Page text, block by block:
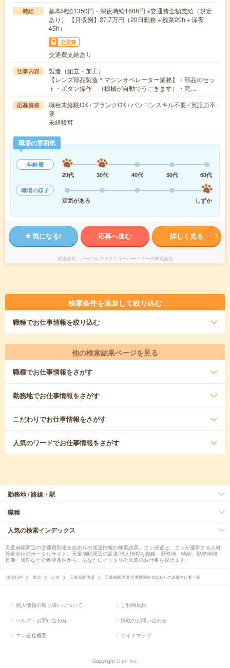
時給
基本時給1350円・深夜時給1688円 ※交通費全額支給（規定
あり） 【月収例】27.7万円（20日勤務＋残業20h＋深夜
45h）
交通費
交通費支給あり
仕事内容
製造（組立・加工）
【レンズ部品製造＊マシンオペレーター業務】・部品のセッ
ト・ボタン操作 （機械が自動でうごきます）・完…
応募資格
職種未経験OK / ブランクOK / パソコンスキル不要 / 英語力不
要
未経験可
職場の雰囲気
年齢層
20代
30代 40代 50代
60代
職場の様子
活気がある
しずか
気になる! 応募へ進む 詳しく見る
派遣会社 パーソルファクトリーパートナーズ株式会社
検索条件を追加して絞り込む
職種でお仕事情報を絞り込む
他の検索結果ページを見る
職種でお仕事情報をさがす
勤務地でお仕事情報をさがす
こだわりでお仕事情報をさがす
人気のワードでお仕事情報をさがす
勤務地 / 路線・駅
職種
人気の検索インデックス
天童南駅周辺の交通費別途支給ありの派遣情報の検索結果。エン派遣は、エンが運営する人材
派遣会社のポータルサイト。天童南駅周辺の派遣/求人情報を職種、勤務地、時給、勤務時間、
長期・短期などの希望条件から、あなたにピッタリの派遣のお仕事を探せます。
派遣TOP 東北 山形 天童南駅周辺 天童南駅周辺 交通費別途支給ありの派遣の仕事一覧
個人情報の取り扱いについて ご利用規約
ヘルプ・お問い合わせ 掲載のお問い合わせ
エン会社概要 サイトマップ
Copyright © en Inc.